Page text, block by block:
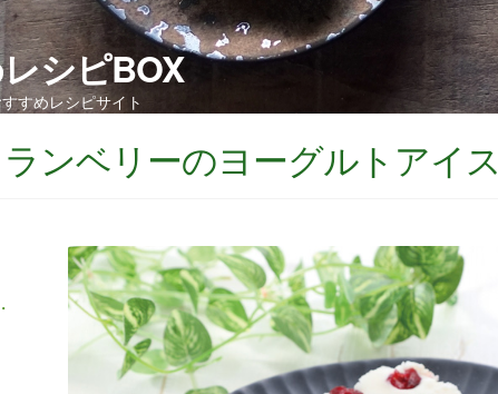
シピBOX
すめレシピサイト
ンベリーのヨーグルトアイス